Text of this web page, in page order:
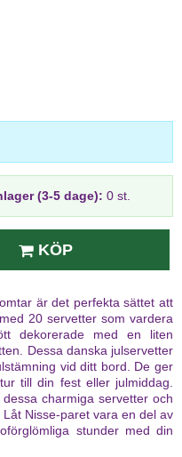
(3-5 dage): 0 st.
KÖP
är det perfekta sättet att
20 servetter som vardera
dekorerade med en liten
Dessa danska julservetter
vid ditt bord. De ger
till din fest eller julmiddag.
charmiga servetter och
Nisse-paret vara en del av
stunder med din